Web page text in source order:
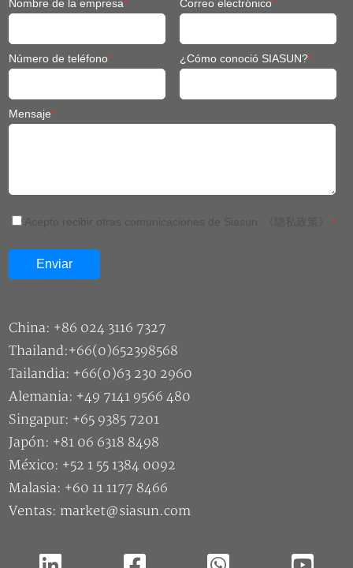
Nombre de la empresa* Correo electrónico*
Número de teléfono* ¿Cómo conoció SIASUN?*
Mensaje*
*
China: +86 024 3116 7327
Thailand:+66(0)652398568
Tailandia: +66(0)63 230 2960
Alemania: +49 7141 9566 480
Singapur: +65 9385 7201
Japón: +81 06 6318 8498
México: +52 1 55 1384 0092
Malasia: +60 11 1177 8466
Ventas: market@siasun.com